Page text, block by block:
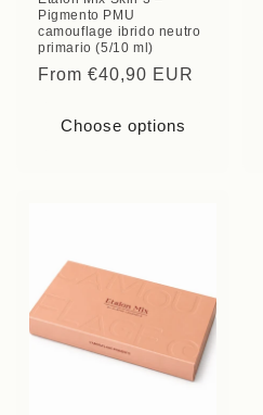
Pigmento PMU
camouflage ibrido neutro
primario (5/10 ml)
Regular
From €40,90 EUR
Choose options